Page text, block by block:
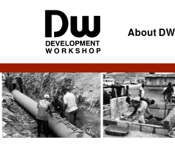
DW
Angola
Development
Workshop
Angola
About DW